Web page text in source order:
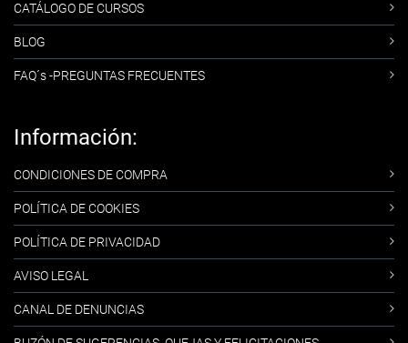
CATÁLOGO DE CURSOS
BLOG
FAQ´s -PREGUNTAS FRECUENTES
Información:
CONDICIONES DE COMPRA
POLÍTICA DE COOKIES
POLÍTICA DE PRIVACIDAD
AVISO LEGAL
CANAL DE DENUNCIAS